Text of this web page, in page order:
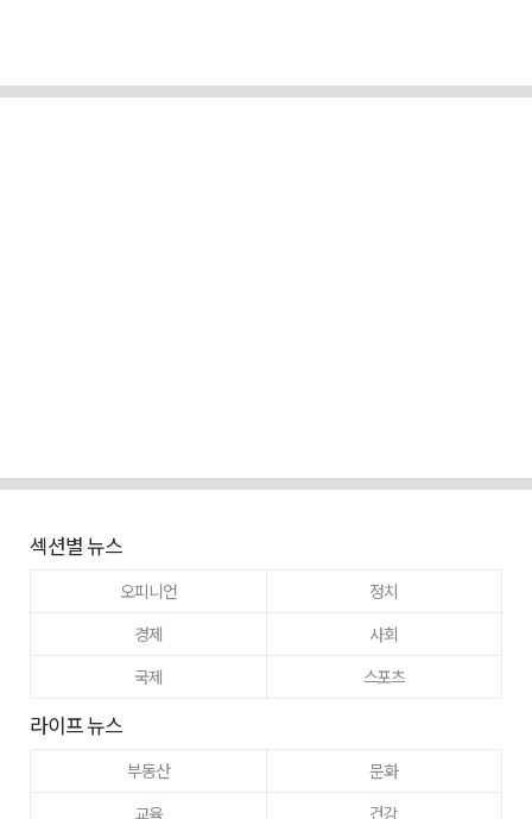
섹션별 뉴스
오피니언
정치
경제
사회
국제
스포츠
라이프 뉴스
부동산
문화
교육
건강